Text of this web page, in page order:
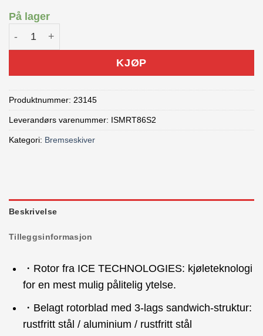
På lager
Shimano XT RT86 Bremseskive 6-punkt 160mm antall
KJØP
Produktnummer: 23145
Leverandørs varenummer: ISMRT86S2
Kategori: Bremseskiver
Beskrivelse
Tilleggsinformasjon
・Rotor fra ICE TECHNOLOGIES: kjøleteknologi
for en mest mulig pålitelig ytelse.
・Belagt rotorblad med 3-lags sandwich-struktur:
rustfritt stål / aluminium / rustfritt stål